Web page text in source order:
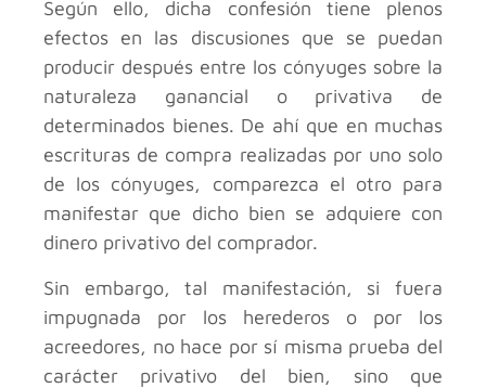
Según ello, dicha confesión tiene plenos
efectos en las discusiones que se puedan
producir después entre los cónyuges sobre la
naturaleza ganancial o privativa de
determinados bienes. De ahí que en muchas
escrituras de compra realizadas por uno solo
de los cónyuges, comparezca el otro para
manifestar que dicho bien se adquiere con
dinero privativo del comprador.
Sin embargo, tal manifestación, si fuera
impugnada por los herederos o por los
acreedores, no hace por sí misma prueba del
carácter privativo del bien, sino que